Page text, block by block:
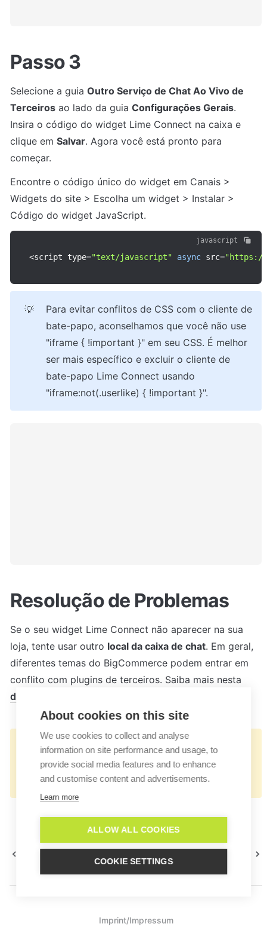
Passo 3
Selecione a guia Outro Serviço de Chat Ao Vivo de
Terceiros ao lado da guia Configurações Gerais.
Insira o código do widget Lime Connect na caixa e
clique em Salvar. Agora você está pronto para
começar.
Encontre o código único do widget em Canais >
Widgets do site > Escolha um widget > Instalar >
Código do widget JavaScript.
javascript
<script type="text/javascript" async src="https://
💡
Para evitar conflitos de CSS com o cliente de
bate-papo, aconselhamos que você não use
"iframe { !important }" em seu CSS. É melhor
ser mais específico e excluir o cliente de
bate-papo Lime Connect usando
"iframe:not(.userlike) { !important }".
Resolução de Problemas
Se o seu widget Lime Connect não aparecer na sua
loja, tente usar outro local da caixa de chat. Em geral,
diferentes temas do BigCommerce podem entrar em
discussão no fórum de suporte do BigCommerce
https://docs.userlike.com/setup/integration
/bigcommerce
Imprint/Impressum
About cookies on this site
We use cookies to collect and analyse
information on site performance and usage, to
provide social media features and to enhance
and customise content and advertisements.
Learn more
ALLOW ALL COOKIES
COOKIE SETTINGS